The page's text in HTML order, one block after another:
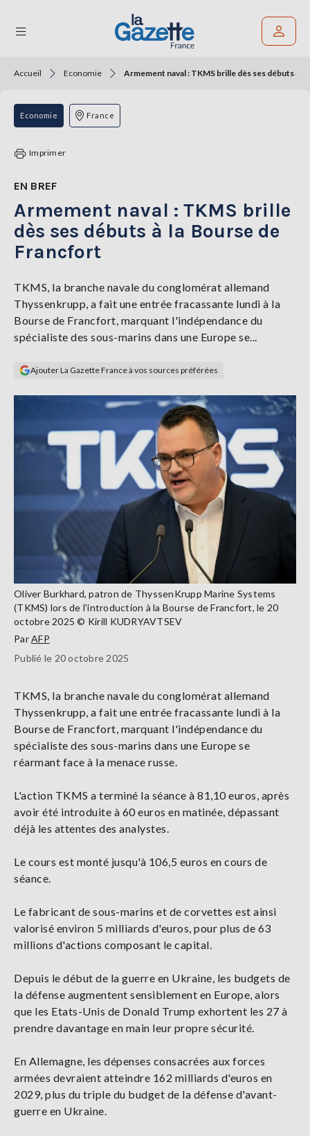
THÉMATIQUES
RÉGIONS
TENDANCES
SERVICES
LA
Se
connecter
S'abonner
Accueil Economie Armement naval : TKMS brille dès ses débuts à
Economie France
Imprimer
EN BREF
Armement naval : TKMS brille
dès ses débuts à la Bourse de
Francfort
TKMS, la branche navale du conglomérat allemand
Thyssenkrupp, a fait une entrée fracassante lundi à la
Bourse de Francfort, marquant l'indépendance du
spécialiste des sous-marins dans une Europe se...
Ajouter La Gazette France à vos sources préférées
Oliver Burkhard, patron de ThyssenKrupp Marine Systems
(TKMS) lors de l'introduction à la Bourse de Francfort, le 20
octobre 2025 © Kirill KUDRYAVTSEV
ParAFP
Publié le 20 octobre 2025
TKMS, la branche navale du conglomérat allemand
Thyssenkrupp, a fait une entrée fracassante lundi à la
Bourse de Francfort, marquant l'indépendance du
spécialiste des sous-marins dans une Europe se
réarmant face à la menace russe.
L'action TKMS a terminé la séance à 81,10 euros, après
avoir été introduite à 60 euros en matinée, dépassant
déjà les attentes des analystes.
Le cours est monté jusqu'à 106,5 euros en cours de
séance.
Le fabricant de sous-marins et de corvettes est ainsi
valorisé environ 5 milliards d'euros, pour plus de 63
millions d'actions composant le capital.
Depuis le début de la guerre en Ukraine, les budgets de
la défense augmentent sensiblement en Europe, alors
que les Etats-Unis de Donald Trump exhortent les 27 à
prendre davantage en main leur propre sécurité.
En Allemagne, les dépenses consacrées aux forces
armées devraient atteindre 162 milliards d'euros en
2029, plus du triple du budget de la défense d'avant-
guerre en Ukraine.